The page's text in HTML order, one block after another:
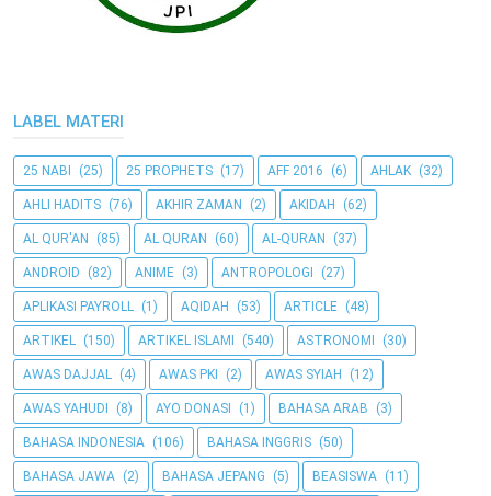
LABEL MATERI
25 NABI (25) 25 PROPHETS (17) AFF 2016 (6) AHLAK (32)
AHLI HADITS (76) AKHIR ZAMAN (2) AKIDAH (62)
AL QUR'AN (85) AL QURAN (60) AL-QURAN (37)
ANDROID (82) ANIME (3) ANTROPOLOGI (27)
APLIKASI PAYROLL (1) AQIDAH (53) ARTICLE (48)
ARTIKEL (150) ARTIKEL ISLAMI (540) ASTRONOMI (30)
AWAS DAJJAL (4) AWAS PKI (2) AWAS SYIAH (12)
AWAS YAHUDI (8) AYO DONASI (1) BAHASA ARAB (3)
BAHASA INDONESIA (106) BAHASA INGGRIS (50)
BAHASA JAWA (2) BAHASA JEPANG (5) BEASISWA (11)